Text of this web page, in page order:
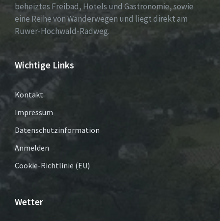
beheiztes Freibad, Hotels und Gastronomie, sowie
eine Reihe von Wanderwegen und liegt direkt am
Ruwer-Hochwald-Radweg.
Wichtige Links
Kontakt
Impressum
Datenschutzinformation
Anmelden
Cookie-Richtlinie (EU)
Wetter